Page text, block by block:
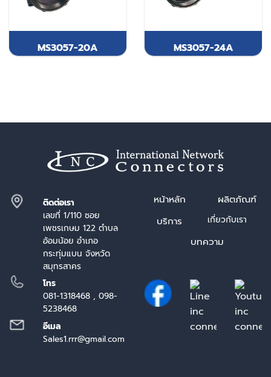
MS3057-20A MS3057-24A
ติดต่อเรา
เลขที่ 1/110 ซอย
เพชรเกษม 122 ตำบล
อ้อมน้อย อำเภอ
กระทุ่มแบน จังหวัด
สมุทรสาคร
โทร
081-1318468 , 098-
5238468
อีเมล
Sales1.rrr@gmail.com
หน้าหลัก
ผลิตภัณฑ์
บริการ
เกี่ยวกับเรา
บทความ